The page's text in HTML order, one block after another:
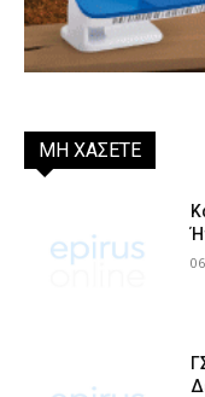
ΜΗ ΧΑΣΕΤΕ